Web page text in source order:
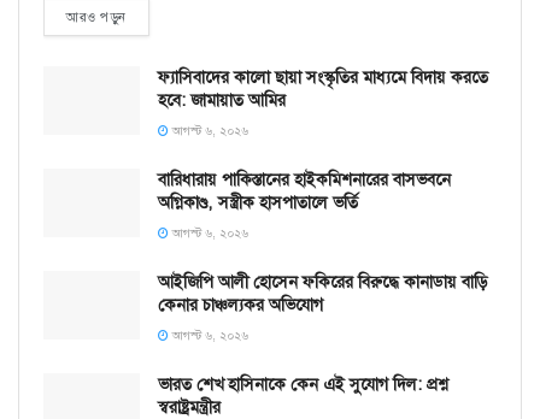
আরও পড়ুনDETAILS
ফ্যাসিবাদের কালো ছায়া সংস্কৃতির মাধ্যমে বিদায় করতে
হবে: জামায়াত আমির
আগস্ট ৬, ২০২৬
বারিধারায় পাকিস্তানের হাইকমিশনারের বাসভবনে
অগ্নিকাণ্ড, সস্ত্রীক হাসপাতালে ভর্তি
আগস্ট ৬, ২০২৬
আইজিপি আলী হোসেন ফকিরের বিরুদ্ধে কানাডায় বাড়ি
কেনার চাঞ্চল্যকর অভিযোগ
আগস্ট ৬, ২০২৬
ভারত শেখ হাসিনাকে কেন এই সুযোগ দিল: প্রশ্ন
স্বরাষ্ট্রমন্ত্রীর